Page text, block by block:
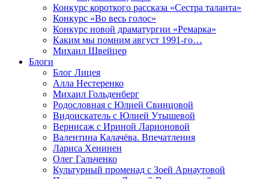
Конкурс короткого рассказа «Сестра таланта»
Конкурс «Во весь голос»
Конкурс новой драматургии «Ремарка»
Каким мы помним август 1991-го…
Михаил Швейцер
Блоги
Блог Лицея
Алла Нестеренко
Михаил Гольденберг
Родословная с Юлией Свинцовой
Видоискатель с Юлией Утышевой
Вернисаж с Ириной Ларионовой
Валентина Калачёва. Впечатления
Лариса Хенинен
Олег Гальченко
Культурный променад с Зоей Арнаутовой